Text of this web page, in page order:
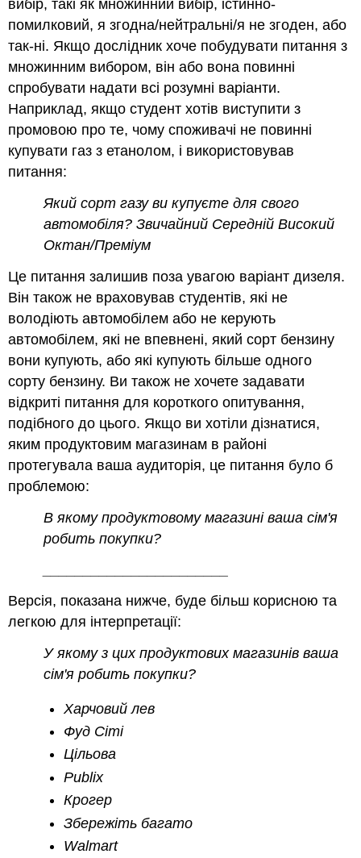
вибір, такі як множинний вибір, істинно-
помилковий, я згодна/нейтральні/я не згоден, або
так-ні. Якщо дослідник хоче побудувати питання з
множинним вибором, він або вона повинні
спробувати надати всі розумні варіанти.
Наприклад, якщо студент хотів виступити з
промовою про те, чому споживачі не повинні
купувати газ з етанолом, і використовував
питання:
Який сорт газу ви купуєте для свого
автомобіля? Звичайний Середній Високий
Октан/Преміум
Це питання залишив поза увагою варіант дизеля.
Він також не враховував студентів, які не
володіють автомобілем або не керують
автомобілем, які не впевнені, який сорт бензину
вони купують, або які купують більше одного
сорту бензину. Ви також не хочете задавати
відкриті питання для короткого опитування,
подібного до цього. Якщо ви хотіли дізнатися,
яким продуктовим магазинам в районі
протегувала ваша аудиторія, це питання було б
проблемою:
В якому продуктовому магазині ваша сім'я
робить покупки?
Версія, показана нижче, буде більш корисною та
легкою для інтерпретації:
У якому з цих продуктових магазинів ваша
сім'я робить покупки?
Харчовий лев
Фуд Сіті
Цільова
Publix
Крогер
Збережіть багато
Walmart